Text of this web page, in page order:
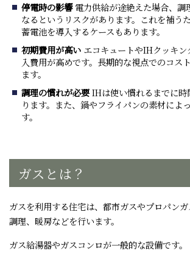
停電時の影響電力供給が途絶えた場合、調
なるというリスクがあります。これを補う
蓄電池を導入するケースもあります。
初期費用が高い エコキュートやIHクッキ
入費用が高めです。長期的な視点でのコス
ます。
調理の慣れが必要IHは使い慣れるまでに時
ります。また、鍋やフライパンの素材によ
す。
ガスとは？
ガスを利用する住宅は、都市ガスやプロパンガ
調理、暖房などを行います。
ガス給湯器やガスコンロが一般的な設備です。